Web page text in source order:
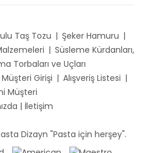
Taş Tozu | Şeker Hamuru |
| Süsleme Kürdanları,
Torbaları ve Uçları
Müşteri Girişi | Alışveriş Listesi |
Müşteri
| İletişim
Dizayn "Pasta için herşey".